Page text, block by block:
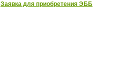
Заявка для приобретения ЭББ